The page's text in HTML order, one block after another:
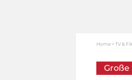
Home TV &
Große